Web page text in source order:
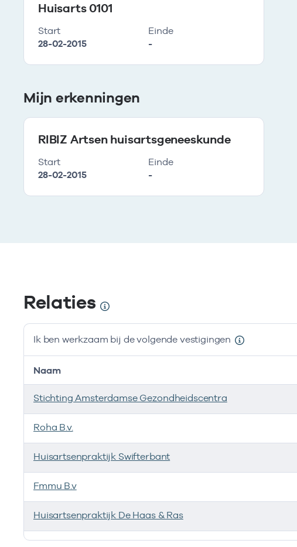
Huisarts 0101
Start
28-02-2015
Einde
-
Mijn erkenningen
RIBIZ Artsen huisartsgeneeskunde
Start
28-02-2015
Einde
-
Relaties
Ik ben werkzaam bij de volgende vestigingen
Ik ben werkzaam bij de volgende vestigingen
Naam
Stichting Amsterdamse Gezondheidscentra
Roha B.v.
Huisartsenpraktijk Swifterbant
Fmmu B.v
Huisartsenpraktijk De Haas & Ras